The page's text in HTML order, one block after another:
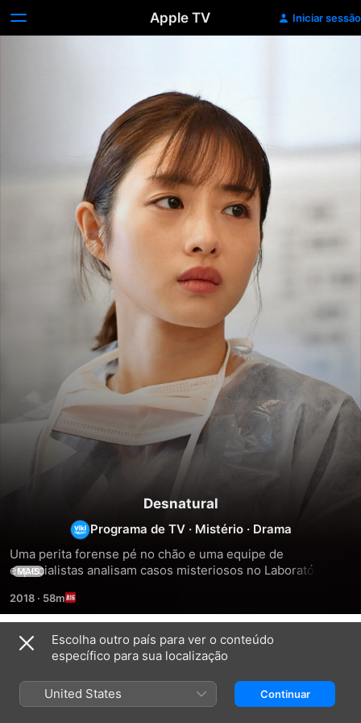
Apple TV Iniciar sessão
Desnatural
Programa de TV · Mistério · Drama
Uma perita forense pé no chão e uma equipe de
especialistas analisam casos misteriosos no Laboratório de
MAIS
2018 · 58m
Temporada 1
Escolha outro país para ver o conteúdo
específico para sua localização
United States Continuar